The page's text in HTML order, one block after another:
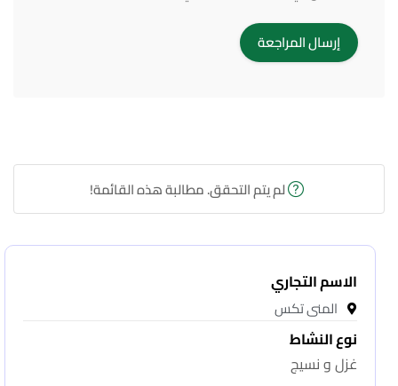
لم يتم التحقق. مطالبة هذه القائمة!
الاسم التجاري
المنى تكس
نوع النشاط
غزل و نسيج